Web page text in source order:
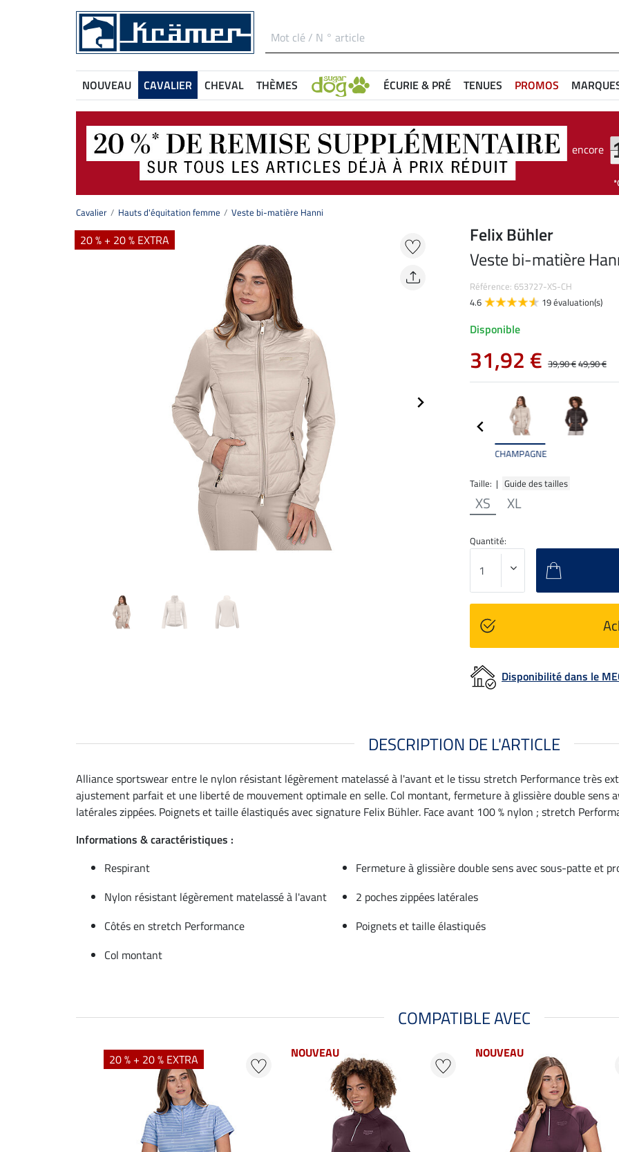
NOUVEAU CAVALIER CHEVAL THÈMES ÉCURIE & PRÉ TENUES PROMOS
encore
Cavalier Hauts d'équitation femme Veste bi-matière Hanni
20 % + 20 % EXTRA
CHAMPAGNE
Taille: | Guide des tailles
XS XL
Felix Bühler
Veste bi-matière
Référence: 653727-XS-CH
4.6
19 évaluation(s)
Disponible
31,92 € 39,90 €49,90 €
Quantité:
Disponibilité dans le
DESCRIPTION DE L'ARTICLE
Alliance sportswear entre le nylon résistant légèrement matelassé à l'avant et le tissu stretch Performance très
ajustement parfait et une liberté de mouvement optimale en selle. Col montant, fermeture à glissière double sens
latérales zippées. Poignets et taille élastiqués avec signature Felix Bühler. Face avant 100 % nylon ; stretch
Informations & caractéristiques :
Respirant
Fermeture à glissière double sens avec sous-patte et
Nylon résistant légèrement matelassé à l'avant
2 poches zippées latérales
Côtés en stretch Performance
Poignets et taille élastiqués
Col montant
COMPATIBLE AVEC
20 % + 20 % EXTRA NOUVEAU NOUVEAU